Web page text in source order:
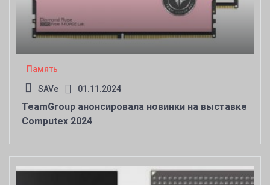
Память
SAVe 01.11.2024
TeamGroup анонсировала новинки на выставке
Computex 2024